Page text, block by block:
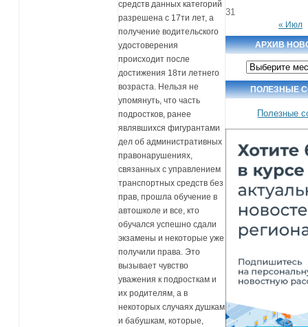
средств данных категорий
разрешена с 17ти лет, а
получение водительского
удостоверения
происходит после
достижения 18ти летнего
возраста. Нельзя не
упомянуть, что часть
подростков, ранее
являвшихся фигурантами
дел об административных
правонарушениях,
связанных с управлением
транспортных средств без
прав, прошла обучение в
автошколе и все, кто
обучался успешно сдали
экзамены и некоторые уже
получили права. Это
вызывает чувство
уважения к подросткам и
их родителям, а в
некоторых случаях душкам
и бабушкам, которые,
31
« Июл
АРХИВ
Архив
новостей
ПОЛЕЗНЫЕ
Полезные